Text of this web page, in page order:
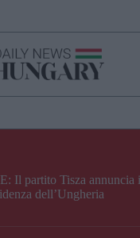
Il partito Tisza annuncia
dell’Ungheria